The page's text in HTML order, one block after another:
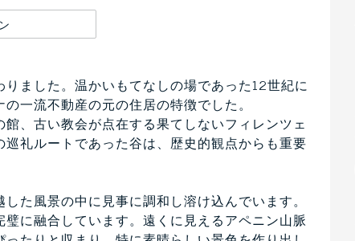
ました。温かいもてなしの場であった12世紀に
一流不動産の元の住居の特徴でした。
、古い教会が点在する果てしないフィレンツェ
礼ルートであった谷は、歴史的観点からも重要
た風景の中に見事に調和し溶け込んでいます。
に融合しています。遠くに見えるアペニン山脈